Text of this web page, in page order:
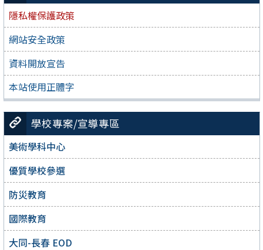
隱私權保護政策
網站安全政策
資料開放宣告
本站使用正體字
學校專案/宣導專區
美術學科中心
優質學校參選
防災教育
國際教育
大同-長春 EOD